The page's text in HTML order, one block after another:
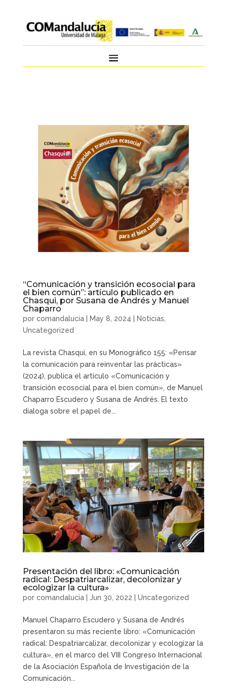
“Comunicación y transición ecosocial para
el bien común”: artículo publicado en
Chasqui, por Susana de Andrés y Manuel
Chaparro
por comandalucia| May 8, 2024 Noticias
Uncategorized
La revista Chasqui, en su Monográfico 155: «Pensar
la comunicación para reinventar las prácticas»
(2024), publica el artículo «Comunicación y
transición ecosocial para el bien común», de Manuel
Chaparro Escudero y Susana de Andrés. El texto
dialoga sobre el papel de...
Presentación del libro: «Comunicación
radical: Despatriarcalizar, decolonizar y
ecologizar la cultura»
por comandalucia| Jun 30, 2022 Uncategorized
Manuel Chaparro Escudero y Susana de Andrés
presentaron su más reciente libro: «Comunicación
radical: Despatriarcalizar, decolonizar y ecologizar la
cultura», en el marco del VIII Congreso Internacional
de la Asociación Española de Investigación de la
Comunicación...